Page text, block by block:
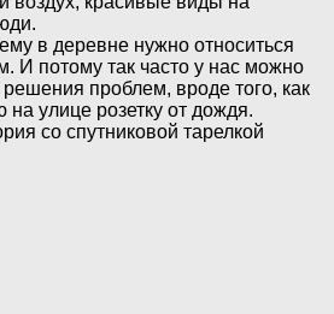
в деревне нужно относиться
И потому так часто у нас можно
проблем, вроде того, как
на улице розетку от дождя.
со спутниковой тарелкой